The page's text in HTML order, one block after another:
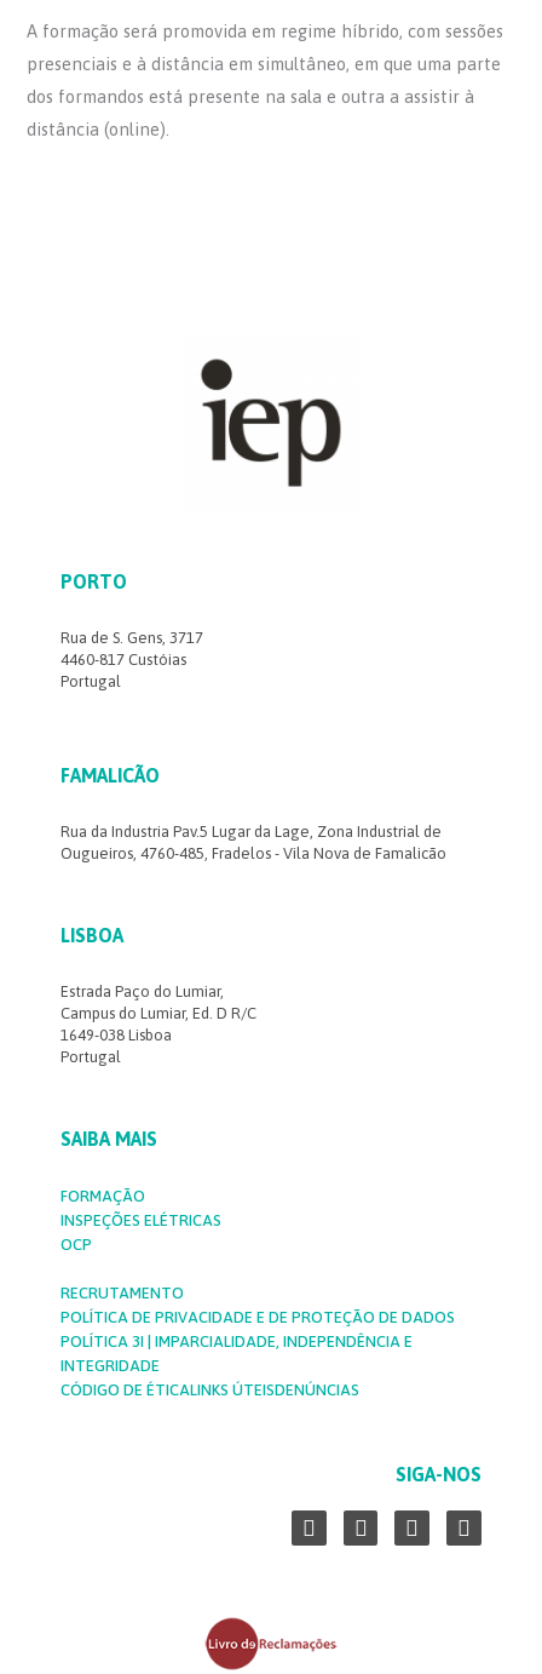
A formação será promovida em regime híbrido, com sessões
presenciais e à distância em simultâneo, em que uma parte
dos formandos está presente na sala e outra a assistir à
distância (online).
PORTO
Rua de S. Gens, 3717
4460-817 Custóias
Portugal
FAMALICÃO
Rua da Industria Pav.5 Lugar da Lage, Zona Industrial de
Ougueiros, 4760-485, Fradelos - Vila Nova de Famalicão
LISBOA
Estrada Paço do Lumiar,
Campus do Lumiar, Ed. D R/C
1649-038 Lisboa
Portugal
SAIBA MAIS
FORMAÇÃO
INSPEÇÕES ELÉTRICAS
OCP
RECRUTAMENTO
POLÍTICA DE PRIVACIDADE E DE PROTEÇÃO DE DADOS
POLÍTICA 3I | IMPARCIALIDADE, INDEPENDÊNCIA E
INTEGRIDADE
CÓDIGO DE ÉTICALINKS ÚTEISDENÚNCIAS
SIGA-NOS
L
i
i
F
a
Y
o
I
n